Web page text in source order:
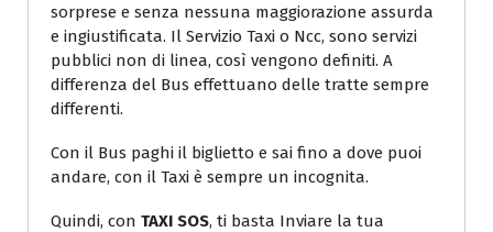
sorprese e senza nessuna maggiorazione assurda
e ingiustificata. Il Servizio Taxi o Ncc, sono servizi
pubblici non di linea, così vengono definiti. A
differenza del Bus effettuano delle tratte sempre
differenti.
Con il Bus paghi il biglietto e sai fino a dove puoi
andare, con il Taxi è sempre un incognita.
Quindi, con TAXI SOS, ti basta Inviare la tua